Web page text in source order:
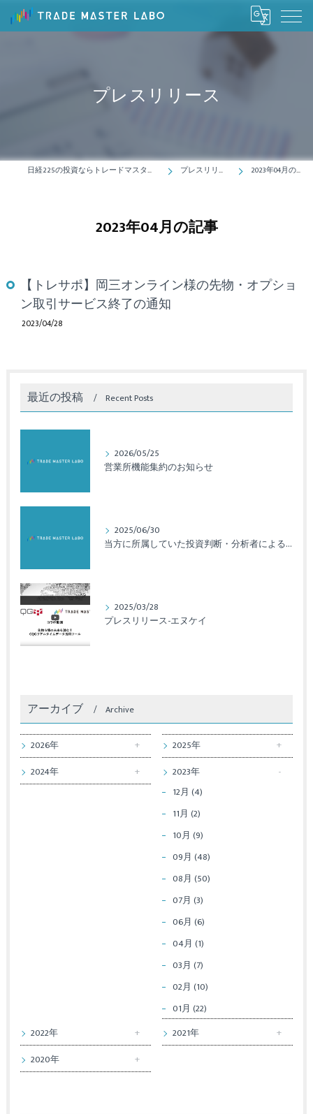
プレスリリース
日経225の投資ならトレードマスターラボ プレスリリース 2023年04月の記事
2023年04月の記事
【トレサポ】岡三オンライン様の先物・オプショ
ン取引サービス終了の通知
2023/04/28
最近の投稿 Recent Posts
2026/05/25
営業所機能集約のお知らせ
2025/06/30
当方に所属していた投資判断・分析者による法令違反のご報告と対応について
2025/03/28
プレスリリース-エヌケイ
アーカイブ Archive
2026年
2025年
2024年
2023年
12月 (4)
11月 (2)
10月 (9)
09月 (48)
08月 (50)
07月 (3)
06月 (6)
04月 (1)
03月 (7)
02月 (10)
01月 (22)
2022年
2021年
2020年